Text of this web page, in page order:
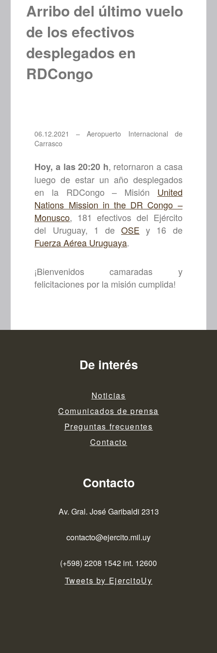
Arribo del último vuelo
de los efectivos
desplegados en
RDCongo
06.12.2021 – Aeropuerto Internacional de
Carrasco
Hoy, a las 20:20 h, retornaron a casa
luego de estar un año desplegados
en la RDCongo – Misión United
Nations Mission in the DR Congo –
Monusco, 181 efectivos del Ejército
del Uruguay, 1 deOSE y 16 de
Fuerza Aérea Uruguaya.
¡Bienvenidos camaradas y
felicitaciones por la misión cumplida!
De interés
Noticias
Comunicados de prensa
Preguntas frecuentes
Contacto
Contacto
Av. Gral. José Garibaldi 2313
contacto@ejercito.mil.uy
(+598) 2208 1542 int. 12600
Tweets by EjercitoUy